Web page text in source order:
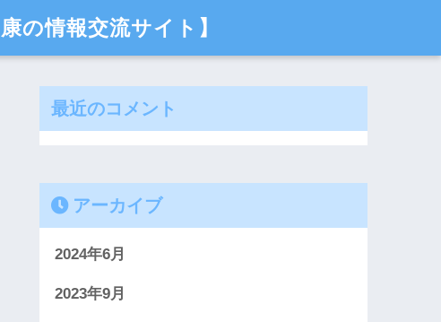
の情報交流サイト】
最近のコメント
アーカイブ
2024年6月
2023年9月